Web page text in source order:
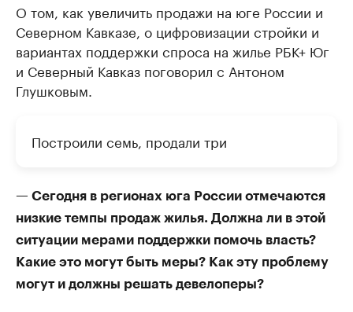
О том, как увеличить продажи на юге России и
Северном Кавказе, о цифровизации стройки и
вариантах поддержки спроса на жилье РБК+ Юг
и Северный Кавказ поговорил с Антоном
Глушковым.
Построили семь, продали три
— Сегодня в регионах юга России отмечаются
низкие темпы продаж жилья. Должна ли в этой
ситуации мерами поддержки помочь власть?
Какие это могут быть меры? Как эту проблему
могут и должны решать девелоперы?